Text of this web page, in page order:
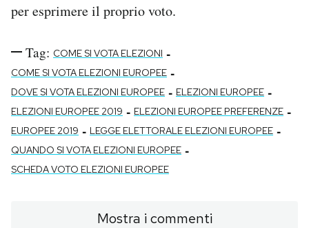
per esprimere il proprio voto.
Tag: COME SI VOTA ELEZIONI -
COME SI VOTA ELEZIONI EUROPEE -
DOVE SI VOTA ELEZIONI EUROPEE - ELEZIONI EUROPEE -
ELEZIONI EUROPEE 2019 - ELEZIONI EUROPEE PREFERENZE -
EUROPEE 2019 - LEGGE ELETTORALE ELEZIONI EUROPEE -
QUANDO SI VOTA ELEZIONI EUROPEE -
SCHEDA VOTO ELEZIONI EUROPEE
Mostra i commenti